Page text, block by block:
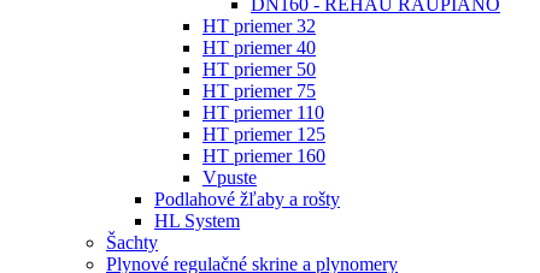
DN160 - REHAU RAUPIANO
HT priemer 32
HT priemer 40
HT priemer 50
HT priemer 75
HT priemer 110
HT priemer 125
HT priemer 160
Vpuste
Podlahové žľaby a rošty
HL System
Šachty
Plynové regulačné skrine a plynomery